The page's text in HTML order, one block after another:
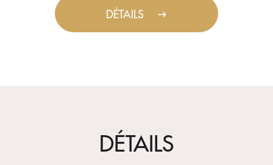
DÉTAILS
DÉTAILS